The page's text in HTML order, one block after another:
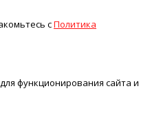
сПолитика
функционирования сайта и